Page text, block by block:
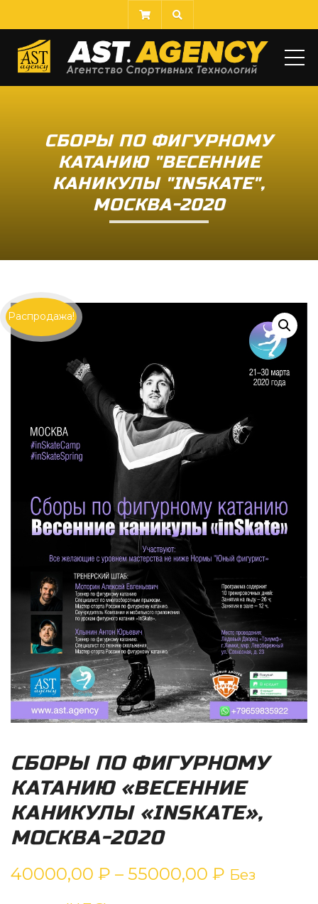
СБОРЫ ПО ФИГУРНОМУ
КАТАНИЮ "ВЕСЕННИЕ
КАНИКУЛЫ "INSKATE",
МОСКВА-2020
Распродажа!
СБОРЫ ПО ФИГУРНОМУ
КАТАНИЮ «ВЕСЕННИЕ
КАНИКУЛЫ «INSKATE»,
МОСКВА-2020
40000,00 ₽ – 55000,00 ₽ Диапазон
Без